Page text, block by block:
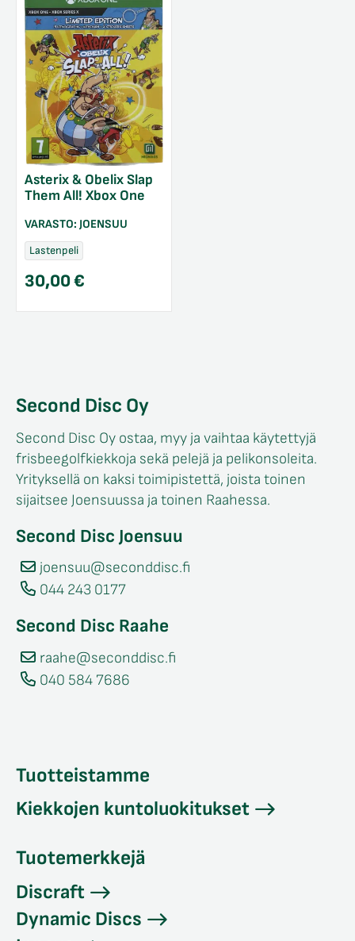
Asterix & Obelix Slap
Them All! Xbox One
VARASTO: JOENSUU
Lastenpeli
30,00€
Second Disc Oy
Second Disc Oy ostaa, myy ja vaihtaa käytettyjä
frisbeegolfkiekkoja sekä pelejä ja pelikonsoleita.
Yrityksellä on kaksi toimipistettä, joista toinen
sijaitsee Joensuussa ja toinen Raahessa.
Second Disc Joensuu
joensuu@seconddisc.fi
044 243 0177
Second Disc Raahe
raahe@seconddisc.fi
040 584 7686
Tuotteistamme
Kiekkojen kuntoluokitukset
Tuotemerkkejä
Discraft
Dynamic Discs